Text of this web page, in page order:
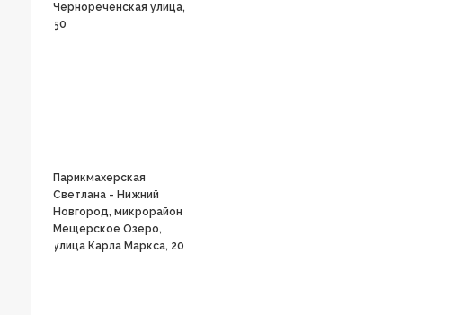
Чернореченская улица,
50
Парикмахерская
Светлана - Нижний
Новгород, микрорайон
Мещерское Озеро,
улица Карла Маркса, 20